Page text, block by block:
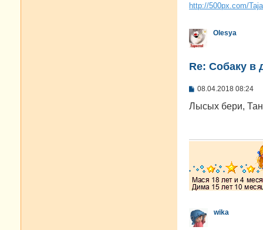
http://500px.com/
Olesya
Re: Собаку в
С
о
н
08.04.2018 08:24
Лысых бери,
wika